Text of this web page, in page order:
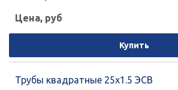
Купить
Трубы квадратные 25х1.5 ЭСВ